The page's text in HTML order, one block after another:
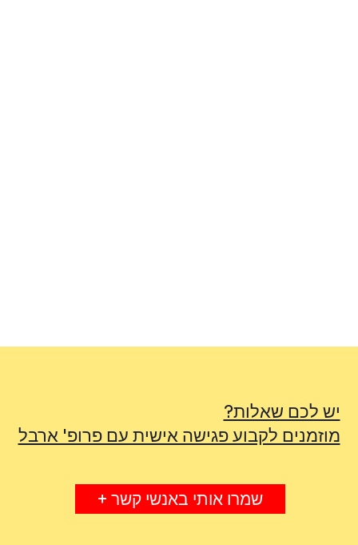
יש לכם שאלות?
מוזמנים לקבוע פגישה אישית עם פרופ' ארבל
שמרו אותי באנשי קשר +